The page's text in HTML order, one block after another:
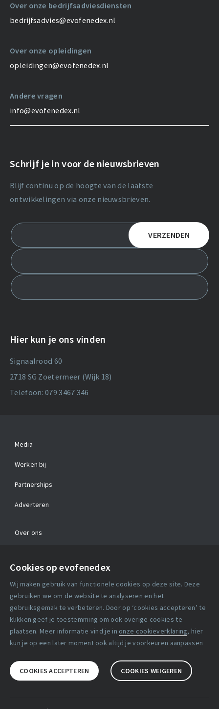
Cookies op evofenedex
Wij maken gebruik van functionele cookies op deze site. Deze
gebruiken we om de website te analyseren en het
gebruiksgemak te verbeteren. Door op ‘cookies accepteren’ te
klikken geef je toestemming om ook overige cookies te
plaatsen. Meer informatie vind je in onze cookieverklaring, hier
kun je op een later moment ook altijd je voorkeuren aanpassen
COOKIES ACCEPTEREN COOKIES WEIGEREN
Over onze bedrijfsadviesdiensten
bedrijfsadvies@evofenedex.nl
Over onze opleidingen
opleidingen@evofenedex.nl
Andere vragen
info@evofenedex.nl
Schrijf je in voor de nieuwsbrieven
Blijf continu op de hoogte van de laatste
ontwikkelingen via onze nieuwsbrieven.
Hier kun je ons vinden
Signaalrood 60
2718 SG Zoetermeer (Wijk 18)
Telefoon: 079 3467 346
Media
Werken bij
Partnerships
Adverteren
Over ons
Algemene voorwaarden
Cookie verklaring
Copyright statement
Lidmaatschapsvoorwaarden
Disclaimer
Privacy verklaring